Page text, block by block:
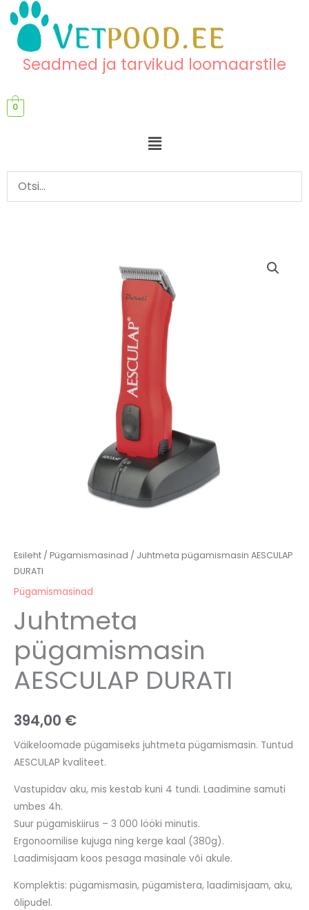
content
content
Seadmed ja tarvikud loomaarstile
0
Menu
Esileht / Pügamismasinad / Juhtmeta pügamismasin AESCULAP
DURATI
Pügamismasinad
Juhtmeta
pügamismasin
AESCULAP DURATI
394,00 €
Väikeloomade pügamiseks juhtmeta pügamismasin. Tuntud
AESCULAP kvaliteet.
Vastupidav aku, mis kestab kuni 4 tundi. Laadimine samuti
umbes 4h.
Suur pügamiskiirus – 3 000 lööki minutis.
Ergonoomilise kujuga ning kerge kaal (380g).
Laadimisjaam koos pesaga masinale või akule.
Komplektis: pügamismasin, pügamistera, laadimisjaam, aku,
õlipudel.